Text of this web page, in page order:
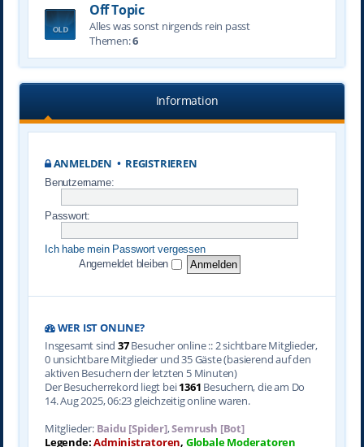
Off Topic
Alles was sonst nirgends rein passt
Themen:6
Information
ANMELDEN • REGISTRIEREN
Benutzername:
Passwort:
Ich habe mein Passwort vergessen
Angemeldet bleiben
WER IST ONLINE?
Insgesamt sind 37Besucher online :: 2 sichtbare Mitglieder,
0 unsichtbare Mitglieder und 35 Gäste (basierend auf den
aktiven Besuchern der letzten 5 Minuten)
Der Besucherrekord liegt bei1361 Besuchern, die am Do
14. Aug 2025, 06:23 gleichzeitig online waren.
Mitglieder: Baidu [Spider],Semrush [Bot]
Legende:Administratoren, Globale Moderatoren